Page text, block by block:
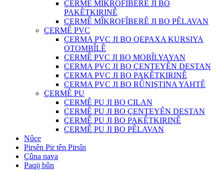
ÇERMÊ MÎKROFÎBERÊ JI BO
PAKÊTKIRINÊ
ÇERMÊ MÎKROFÎBERÊ JI BO PÊLAVAN
ÇERMÊ PVC
ÇERMA PVC JI BO QEPAXA KURSIYA
OTOMBÎLÊ
ÇERMÊ PVC JI BO MOBÎLYAYAN
ÇERMA PVC JI BO ÇENTEYÊN DESTAN
ÇERMA PVC JI BO PAKÊTKIRINÊ
ÇERMA PVC JI BO RÛNIŞTINA YAHTÊ
ÇERMÊ PU
ÇERMÊ PU JI BO CILAN
ÇERMÊ PU JI BO ÇENTEYÊN DESTAN
ÇERMÊ PU JI BO PAKÊTKIRINÊ
ÇERMÊ PU JI BO PÊLAVAN
Nûçe
Pirsên Pir tên Pirsîn
Çûna nava
Paqij bûn